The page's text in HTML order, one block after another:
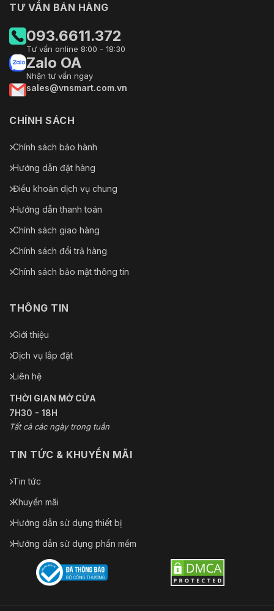
TƯ VẤN BÁN HÀNG
093.6611.372
Tư vấn online 8:00 - 18:30
Zalo OA
Nhận tư vấn ngay
sales@vnsmart.com.vn
CHÍNH SÁCH
Chính sách bảo hành
Hướng dẫn đặt hàng
Điều khoản dịch vụ chung
Hướng dẫn thanh toán
Chính sách giao hàng
Chính sách đổi trả hàng
Chính sách bảo mật thông tin
THÔNG TIN
Giới thiệu
Dịch vụ lắp đặt
Liên hệ
THỜI GIAN MỞ CỬA
7H30 - 18H
Tất cả các ngày trong tuần
TIN TỨC & KHUYẾN MÃI
Tin tức
Khuyến mãi
Hướng dẫn sử dụng thiết bị
Hướng dẫn sử dụng phần mềm